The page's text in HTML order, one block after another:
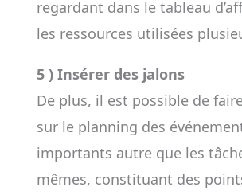
regardant dans le tableau
les ressources utilisées
5 ) Insérer des jalons
De plus, il est possible de
sur le planning des
importants autre que les
mêmes, constituant des